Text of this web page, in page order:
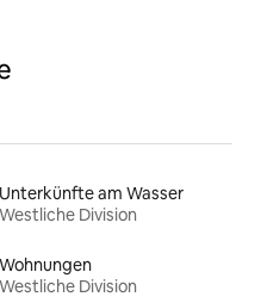
Unterkünfte am Wasser
Westliche Division
Wohnungen
Westliche Division